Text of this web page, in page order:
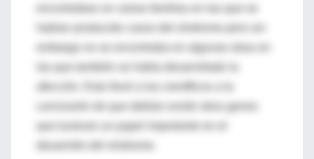
embargo no se encontraba en algunas otras en
conclusión de que debían existir otros genes
que tuvieran un papel importante en el